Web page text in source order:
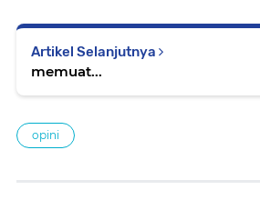
Artikel Selanjutnya
memuat...
opini